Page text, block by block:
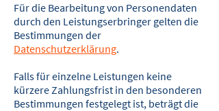
Für die Bearbeitung von Personendaten
durch den Leistungserbringer gelten die
Best­immungen der
Datenschutzerklärung.
Falls für einzelne Leistungen keine
kürzere Zahlungsfrist in den besonderen
Bestim­mungen festgelegt ist, beträgt die